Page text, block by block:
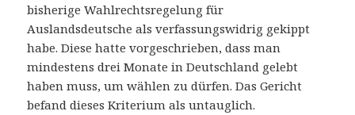
bisherige Wahlrechtsregelung für
Auslandsdeutsche als verfassungswidrig gekippt
habe. Diese hatte vorgeschrieben, dass man
mindestens drei Monate in Deutschland gelebt
haben muss, um wählen zu dürfen. Das Gericht
befand dieses Kriterium als untauglich.